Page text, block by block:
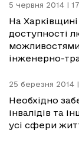
5 червня 2014 |
На
доступності
можливостями
інженерно-
25 березня 2014
Необхідно
інвалідів та
усі сфери